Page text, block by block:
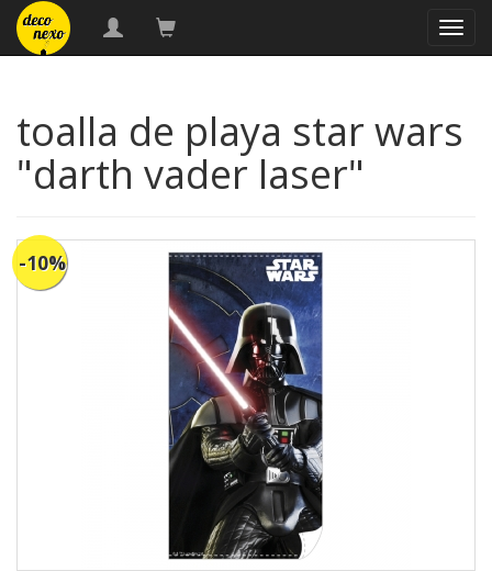
toalla de playa star wars
"darth vader laser"
-10%